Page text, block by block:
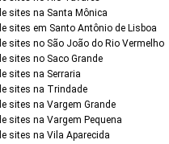
sites na Santa Mônica
sites em Santo Antônio de Lisboa
sites no São João do Rio Vermelho
sites no Saco Grande
sites na Serraria
sites na Trindade
sites na Vargem Grande
sites na Vargem Pequena
sites na Vila Aparecida